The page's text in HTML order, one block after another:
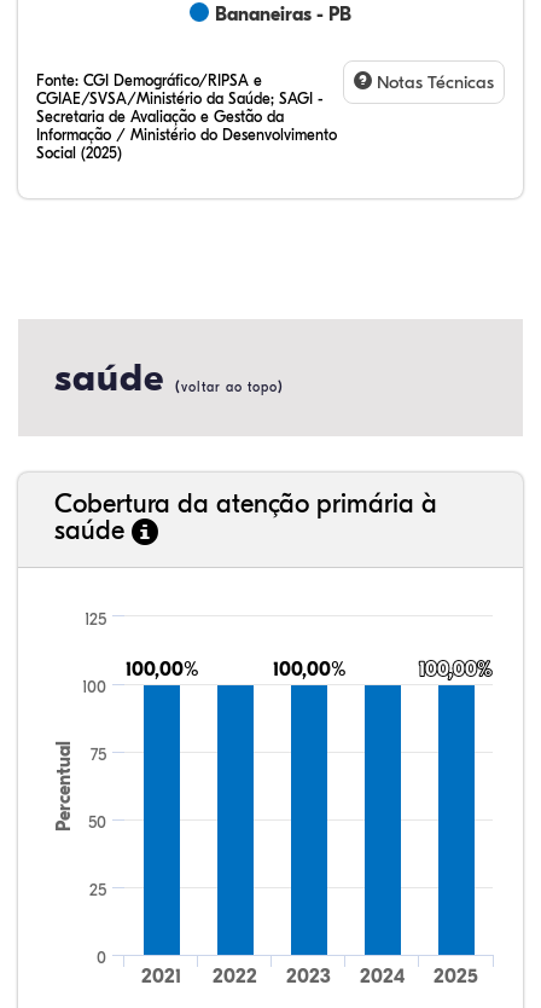
Bananeiras - PB
Fonte: CGI Demográfico/RIPSA e
CGIAE/SVSA/Ministério da Saúde; SAGI -
Secretaria de Avaliação e Gestão da
Informação / Ministério do Desenvolvimento
Social (2025)
Notas Técnicas
saúde (voltar ao topo)
Cobertura da atenção primária à
saúde
Percentual
100,00%
100,00% 100,00%
100,00% 100,00%
100,00%
2021 2022 2023 2024 2025
0
25
50
75
100
125